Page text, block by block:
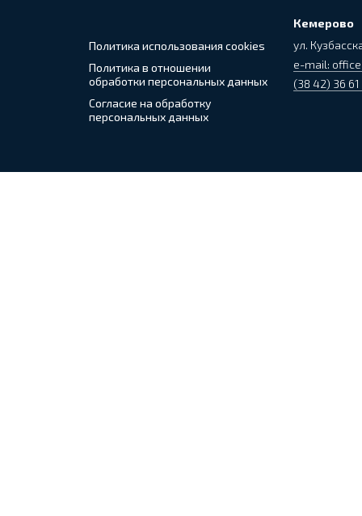
Политика использования cookies
Политика в отношении
обработки персональных данных
Согласие на обработку
персональных данных
Кемерово
ул.
e-mail:
(38 42) 36